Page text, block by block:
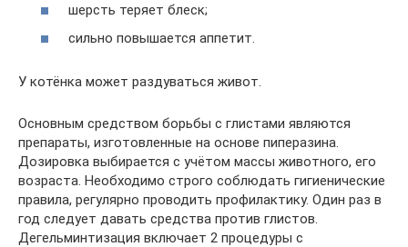
шерсть теряет блеск;
сильно повышается аппетит.
У котёнка может раздуваться живот.
Основным средством борьбы с глистами являются
препараты, изготовленные на основе пиперазина.
Дозировка выбирается с учётом массы животного, его
возраста. Необходимо строго соблюдать гигиенические
правила, регулярно проводить профилактику. Один раз в
год следует давать средства против глистов.
Дегельминтизация включает 2 процедуры с